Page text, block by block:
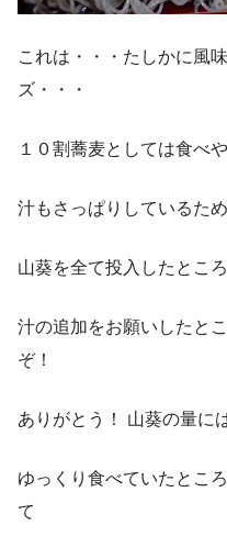
これは・・・たしかに風
ズ・・・
１０割蕎麦としては食べ
汁もさっぱりしているた
山葵を全て投入したとこ
汁の追加をお願いしたと
ぞ！
ありがとう！ 山葵の量に
ゆっくり食べていたとこ
て